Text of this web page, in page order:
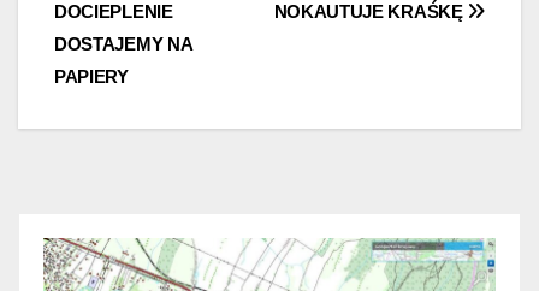
wpisu
NOKAUTUJE KRAŚKĘ
DOCIEPLENIE
DOSTAJEMY NA
PAPIERY